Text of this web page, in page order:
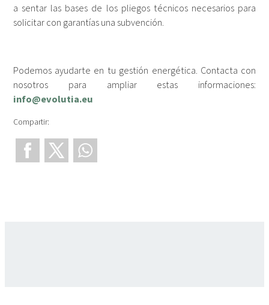
a sentar las bases de los pliegos técnicos necesarios para
solicitar con garantías una subvención.
Podemos ayudarte en tu gestión energética. Contacta con
nosotros para ampliar estas informaciones:
info@evolutia.eu
Compartir: